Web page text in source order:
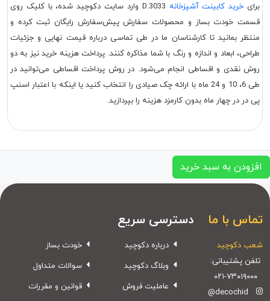
برای خرید کابینت آشپزخانه
D.3033 وارد سایت دکوچید شده، با کلیک روی
قسمت خودت بساز و محصولات سفارش پیش‌سفارش رایگان ثبت کرده و
منتظر بمانید تا کارشناسان ما در طی تماسی درباره قیمت نهایی و جزئیات
طراحی، ابعاد و اندازه و رنگ با شما مذاکره کنند. پرداخت هزینه خرید نیز به دو
روش نقدی و اقساطی انجام می‌شود. در روش پرداخت اقساطی می‌توانید در
طی 6، 10 و 24 ماه با ارائه چک صیادی را انتخاب کنید یا اینکه با اعتبار اسنپ
پی در در چهار ماه بدون کارمزد هزینه را بپردازید.
افزودن به سبد خرید
تماس با ما
شعب دکوچید
تلفن پشتیبانی:
۰۲۱-۷۳۰۱۹۰۰۰
@decochid
دسترسی سریع
درباره دکوچید
وبلاگ دکوچید
عاملیت فروش
خودت بساز
سوالات متداول
قوانین و مقررات